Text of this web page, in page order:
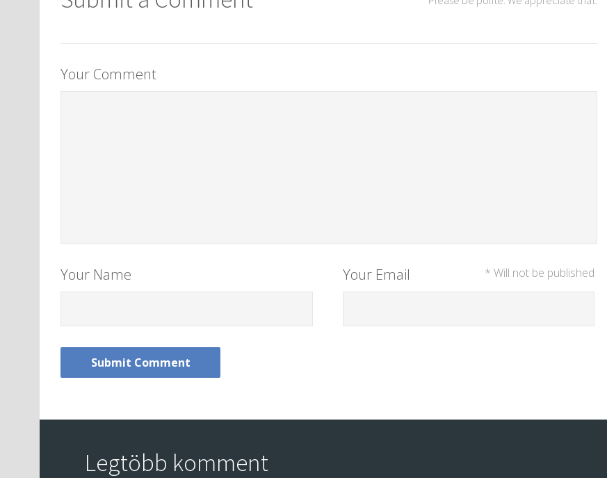
Your Comment
Your Name Your Email * Will not be published
Legtöbb komment